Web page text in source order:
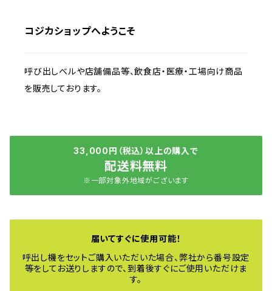
コジカショップへようこそ
呼び出しベルや店舗備品等、飲食店・医療・工場向け商品
を販売しております。
33,000円（税込）以上の購入で
配送料無料
※一部対象外地域がございます
届いてすぐに使用可能！
呼出し機をセットご購入いただいた場合、弊社から番号設定
等をしてお送りしますので、到着後すぐにご使用いただけま
す。